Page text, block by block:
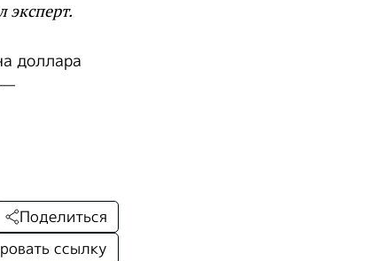
эксперт.
доллара
—
Поделиться
ссылку